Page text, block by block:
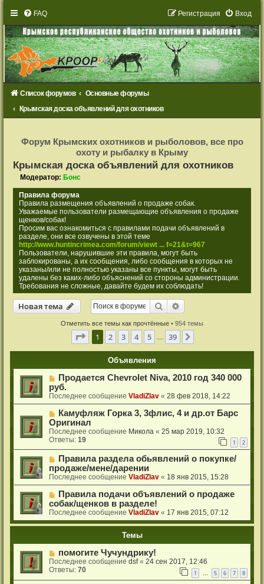
FAQ Вход
Регистрация
Список форумов
Основные форумы
Крымская доска объявлений для охотников
с
т
ц
и
Форум Крымских охотников и рыболовов, все про
охоту и рыбалку в Крыму
Крымская доска объявлений для охотников
Модератор: Бонс
Правила форума
Правила размещения объявлений о продаже собак.
Уважаемые пользователи размещающие объявления о продаже
щенков/собак!
Просим вас ознакомиться с правилами подачи объявлений в
разделе, они все озвучены в этой теме
http://www.huntincrimea.com/forum/viewt ... f=21&t=967
Пользователи, нарушившие эти правила, могут быть
заблокированы, а их сообщения, либо сообщения в которых не
указаны/или не полностью указаны все пункты, могут быть
удалены без каких-либо объяснений со стороны администрации.
Требования не сложные, давайте будем их соблюдать!
Новая тема
Новаятема Поиск
Отметить все темы как прочтённые • 954 темы
Страница из 39
1 2 3 4 5 39
Объявления
Продается Chevrolet Niva, 2010 год 340 000
руб.
Последнее сообщениеVladiZlav «28 фев 2018, 14:22
Камуфляж Горка 3, 3флис, 4 и др.от Барс
Оригинал
Последнее сообщение Микола «25 мар 2019, 10:32
Ответы:19 1 2
Правила раздела обьявлений о покупке/
продаже/мене/дарении
Последнее сообщениеVladiZlav « 18 янв 2015, 15:28
Правила подачи объявлений о продаже
собак/щенков в разделе!
Последнее сообщениеVladiZlav « 17 янв 2015, 07:12
Темы
помогите Чучундрику!
Последнее сообщениеdsf«24 сен 2017, 12:46
Ответы:70 1 … 5 6 7 8